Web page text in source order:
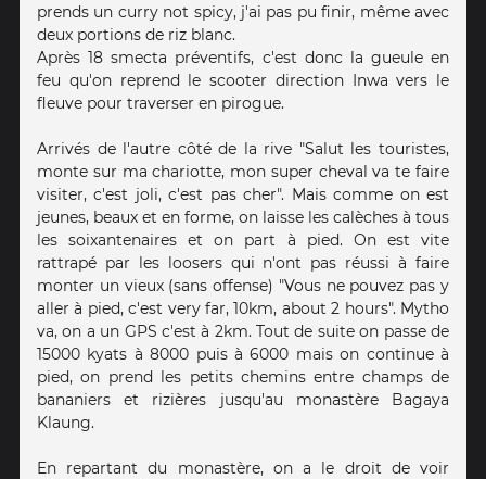
prends un curry not spicy, j'ai pas pu finir, même avec
deux portions de riz blanc.
Après 18 smecta préventifs, c'est donc la gueule en
feu qu'on reprend le scooter direction Inwa vers le
fleuve pour traverser en pirogue.
Arrivés de l'autre côté de la rive "Salut les touristes,
monte sur ma chariotte, mon super cheval va te faire
visiter, c'est joli, c'est pas cher". Mais comme on est
jeunes, beaux et en forme, on laisse les calèches à tous
les soixantenaires et on part à pied. On est vite
rattrapé par les loosers qui n'ont pas réussi à faire
monter un vieux (sans offense) "Vous ne pouvez pas y
aller à pied, c'est very far, 10km, about 2 hours". Mytho
va, on a un GPS c'est à 2km. Tout de suite on passe de
15000 kyats à 8000 puis à 6000 mais on continue à
pied, on prend les petits chemins entre champs de
bananiers et rizières jusqu'au monastère Bagaya
Klaung.
En repartant du monastère, on a le droit de voir